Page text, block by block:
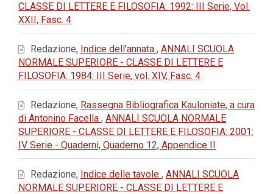
CLASSE DI LETTERE E FILOSOFIA: 1992: III Serie, Vol.
XXII, Fasc. 4
Redazione, Indice dell'annata , ANNALI SCUOLA
NORMALE SUPERIORE - CLASSE DI LETTERE E
FILOSOFIA: 1984: III Serie, vol. XIV, Fasc. 4
Redazione, Rassegna Bibliografica Kauloniate, a cura
di Antonino Facella , ANNALI SCUOLA NORMALE
SUPERIORE - CLASSE DI LETTERE E FILOSOFIA: 2001:
IV Serie - Quaderni, Quaderno 12, Appendice II
Redazione, Indice delle tavole , ANNALI SCUOLA
NORMALE SUPERIORE - CLASSE DI LETTERE E